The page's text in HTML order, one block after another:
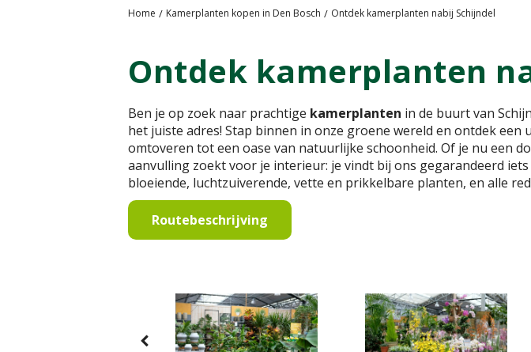
Home Kamerplanten kopen in Den Bosch Ontdek kamerplanten nabij Schijndel
Ontdek kamerplanten
Ben je op zoek naar prachtige kamerplanten in de buurt van
het juiste adres! Stap binnen in onze groene wereld en ontdek
omtoveren tot een oase van natuurlijke schoonheid. Of je nu een
aanvulling zoekt voor je interieur: je vindt bij ons gegarandeerd
bloeiende, luchtzuiverende, vette en prikkelbare planten, en alle
Routebeschrijving